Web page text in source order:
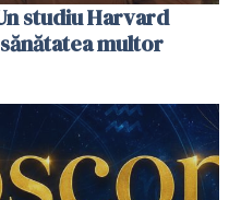
studiu Harvard
multor